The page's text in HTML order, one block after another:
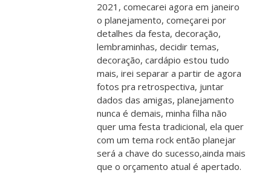
2021, comecarei agora em janeiro
o planejamento, começarei por
detalhes da festa, decoração,
lembraminhas, decidir temas,
decoração, cardápio estou tudo
mais, irei separar a partir de agora
fotos pra retrospectiva, juntar
dados das amigas, planejamento
nunca é demais, minha filha não
quer uma festa tradicional, ela quer
com um tema rock então planejar
será a chave do sucesso,ainda mais
que o orçamento atual é apertado.